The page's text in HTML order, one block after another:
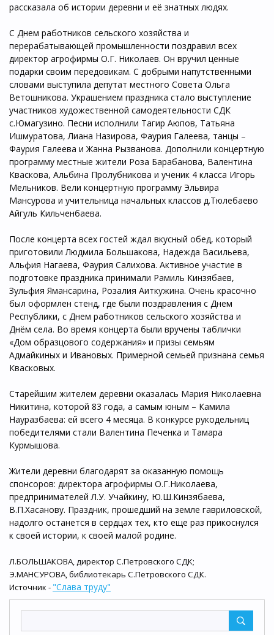
рассказала об истории деревни и её знатных людях.
С Днем работников сельского хозяйства и
перерабатывающей промышленности поздравил всех
директор агрофирмы О.Г. Николаев. Он вручил ценные
подарки своим передовикам. С добрыми напутственными
словами выступила депутат местного Совета Ольга
Ветошникова. Украшением праздника стало выступление
участников художественной самодеятельности СДК
с.Юмагузино. Песни исполнили Тагир Аюпов, Татьяна
Ишмуратова, Лиана Назирова, Фаурия Галеева, танцы –
Фаурия Галеева и Жанна Рызванова. Дополнили концертную
программу местные жители Роза Барабанова, Валентина
Кваскова, Альбина Пролубникова и ученик 4 класса Игорь
Мельников. Вели концертную программу Эльвира
Мансурова и учительница начальных классов д.Тюлебаево
Айгуль Кильченбаева.
После концерта всех гостей ждал вкусный обед, который
приготовили Людмила Большакова, Надежда Васильева,
Альфия Нагаева, Фаурия Салихова. Активное участие в
подготовке праздника принимали Рамиль Кинзябаев,
Зульфия Ямансарина, Розалия Аиткужина. Очень красочно
был оформлен стенд, где были поздравления с Днем
Республики, с Днем работников сельского хозяйства и
Днём села. Во время концерта были вручены таблички
«Дом образцового содержания» и призы семьям
Адмайкиных и Ивановых. Примерной семьей признана семья
Квасковых.
Старейшим жителем деревни оказалась Мария Николаевна
Никитина, которой 83 года, а самым юным – Камила
Науразбаева: ей всего 4 месяца. В конкурсе рукодельниц
победителями стали Валентина Печенка и Тамара
Курмышова.
Жители деревни благодарят за оказанную помощь
спонсоров: директора агрофирмы О.Г.Николаева,
предпринимателей Л.У. Учайкину, Ю.Ш.Кинзябаева,
В.П.Хасанову. Праздник, прошедший на земле гавриловской,
надолго останется в сердцах тех, кто еще раз прикоснулся
к своей истории, к своей малой родине.
Л.БОЛЬШАКОВА, директор С.Петровского СДК;
Э.МАНСУРОВА, библиотекарь С.Петровского СДК.
Источник - "Слава труду"